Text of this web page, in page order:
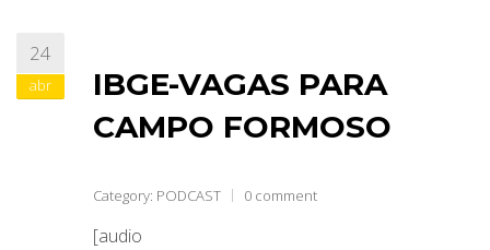
24
abr
IBGE-VAGAS PARA
CAMPO FORMOSO
Category: PODCAST 0 comment
[audio